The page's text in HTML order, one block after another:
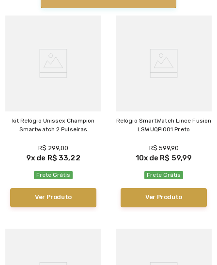
kit Relógio Unissex Champion
Smartwatch 2 Pulseiras
R$ 299,00
9 R$ 33,22
Frete Grátis
Ver Produto
Relógio SmartWatch Lince Fusion
LSWUQPI001 Preto
R$ 599,90
10 R$ 59,99
Frete Grátis
Ver Produto